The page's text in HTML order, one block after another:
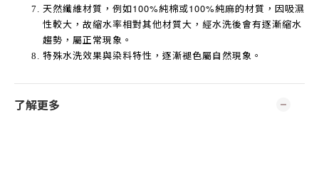
天然纖維材質，例如100%純棉或100%純麻的材質，因吸濕
性較大，故縮水率相對其他材質大，經水洗後會有逐漸縮水
趨勢，屬正常現象。
特殊水洗效果與染料特性，逐漸褪色屬自然現象。
了解更多